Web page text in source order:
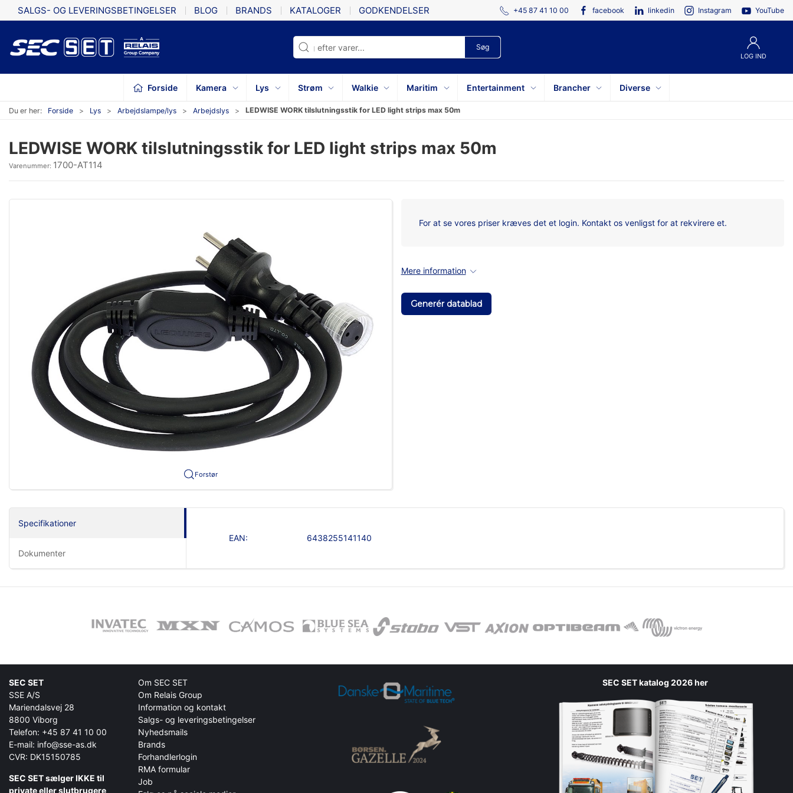
SALGS- OG LEVERINGSBETINGELSER BLOG BRANDS KATALOGER GODKENDELSER +45 87 41 10 00 facebook linkedin Instagram YouTube
Søg
LOG IND
Forside Kamera Lys Strøm Walkie Maritim Entertainment Brancher Diverse
Du er her: Forside Lys Arbejdslampe/lys Arbejdslys LEDWISE WORK tilslutningsstik for LED light strips max 50m
LEDWISE WORK tilslutningsstik for LED light strips max 50m
Varenummer: 1700-AT114
Forstør
For at se vores priser kræves det et login. Kontakt os venligst for at rekvirere et.
Mere information
Generér datablad
Specifikationer
Dokumenter
EAN: 6438255141140
SEC SET
SSE A/S
Mariendalsvej 28
8800 Viborg
Telefon: +45 87 41 10 00
E-mail: info@sse-as.dk
CVR: DK15150785
SEC SET sælger IKKE til
private eller slutbrugere
Om SEC SET
Om Relais Group
Information og kontakt
Salgs- og leveringsbetingelser
Nyhedsmails
Brands
Forhandlerlogin
RMA formular
Job
SEC SET katalog 2026 her